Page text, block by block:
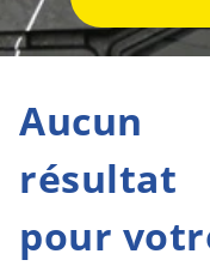
Aucun
résultat
pour